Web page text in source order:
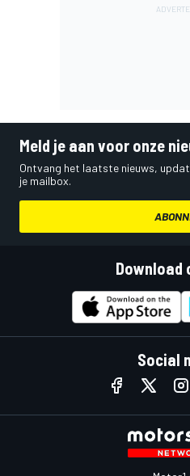
Meld je aan voor onze
Ontvang het laatste nieuws,
je mailbox.
Download
Social